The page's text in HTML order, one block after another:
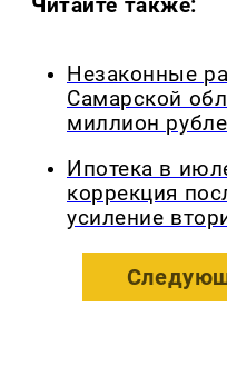
Читайте также:
Незаконные
Самарской
миллион
Ипотека в
коррекция
усиление